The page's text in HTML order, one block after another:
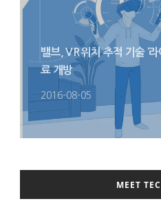
밸브, VR 위치 추적 기술 ‘
료 개방
2016-08-05
MEET